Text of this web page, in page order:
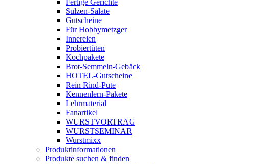
Fertige Gerichte
Sulzen-Salate
Gutscheine
Für Hobbymetzger
Innereien
Probiertüten
Kochpakete
Brot-Semmeln-Gebäck
HOTEL-Gutscheine
Rein Rind-Pute
Kennenlern-Pakete
Lehrmaterial
Fanartikel
WURST­VORTRAG
WURST­SEMINAR
Wurstmixx
Produktinformationen
Produkte suchen & finden